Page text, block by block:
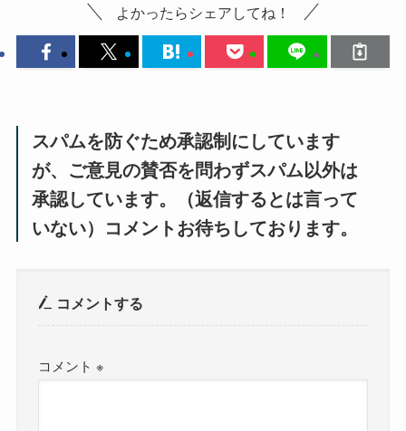
よかったらシェアしてね！
スパムを防ぐため承認制にしています
が、ご意見の賛否を問わずスパム以外は
承認しています。（返信するとは言って
いない）コメントお待ちしております。
コメントする
コメント※